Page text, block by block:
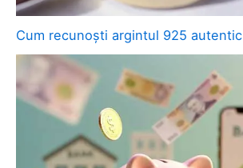
Cum recunoști argintul 925 autentic